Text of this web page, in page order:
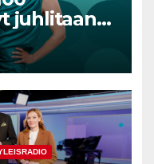
juhlitaan